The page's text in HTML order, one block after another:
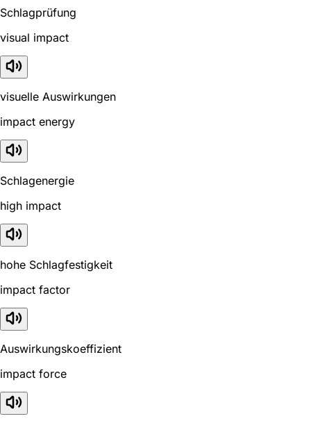
Schlagprüfung
visual impact
visuelle Auswirkungen
impact energy
Schlagenergie
high impact
hohe Schlagfestigkeit
impact factor
Auswirkungskoeffizient
impact force